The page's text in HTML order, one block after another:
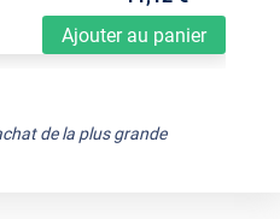
Ajouter au panier
de la plus grande